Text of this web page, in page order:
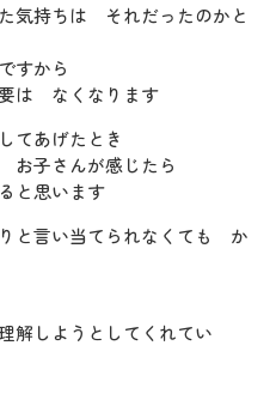
気持ちは それだったのかと
すから
は なくなります
てあげたとき
お子さんが感じたら
と思います
と言い当てられなくても か
しようとしてくれてい